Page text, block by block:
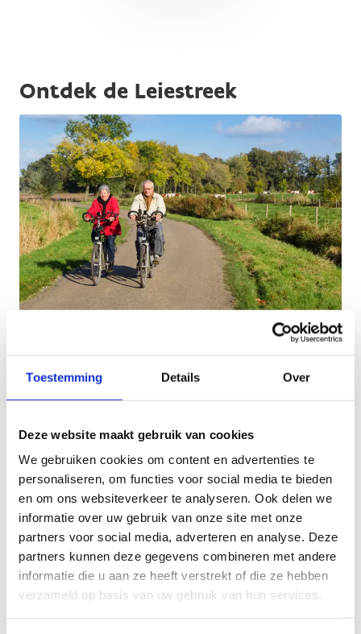
Toestemming Details Over
Deze website maakt gebruik van cookies
We gebruiken cookies om content en advertenties te
personaliseren, om functies voor social media te bieden
en om ons websiteverkeer te analyseren. Ook delen we
informatie over uw gebruik van onze site met onze
partners voor social media, adverteren en analyse. Deze
partners kunnen deze gegevens combineren met andere
informatie die u aan ze heeft verstrekt of die ze hebben
verzameld op basis van uw gebruik van hun services.
Ontdek de Leiestreek
Fietsen
Vanuit Waregem bereik je gemakkelijk de mooie
de Waregemse Hoevenroute (35 km), De Vlasroute
(15 km), De V-route en talrijke
combinatiemogelijkheden.
Daarnaast is ons centrum de perfecte uitvalbasis
om in de Vlaamse Ardennen (Koppenberg,
Paterberg of de Oude Kwaremont) te gaan trainen
of langs de vlakke jaagpaden kilometers te maken.
Goed om te weten: